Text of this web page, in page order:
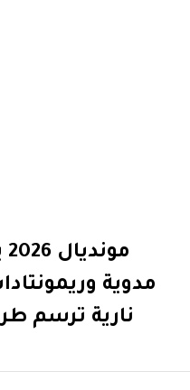
مدوية
نارية ترسم